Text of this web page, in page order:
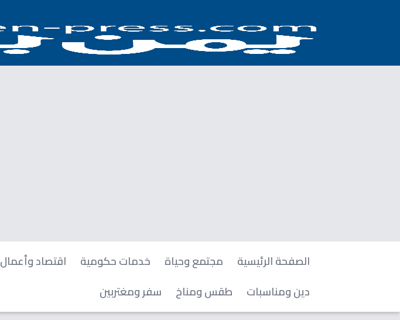
الصفحة الرئيسية مجتمع وحياة خدمات حكومية اقتصاد وأعمال
دين ومناسبات
طقس ومناخ سفر ومغتربين